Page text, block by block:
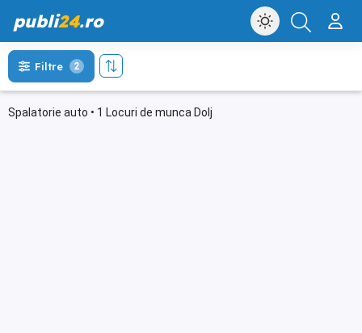
publi24.ro
Spalatorie auto • 1 Locuri de munca Dolj
Filtre 2